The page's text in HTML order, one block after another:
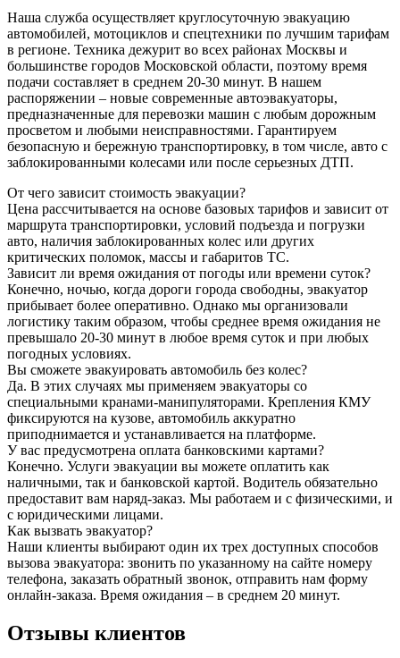
Наша служба осуществляет круглосуточную эвакуацию
автомобилей, мотоциклов и спецтехники по лучшим тарифам
в регионе. Техника дежурит во всех районах Москвы и
большинстве городов Московской области, поэтому время
подачи составляет в среднем 20-30 минут. В нашем
распоряжении – новые современные автоэвакуаторы,
предназначенные для перевозки машин с любым дорожным
просветом и любыми неисправностями. Гарантируем
безопасную и бережную транспортировку, в том числе, авто с
заблокированными колесами или после серьезных ДТП.
От чего зависит стоимость эвакуации?
Цена рассчитывается на основе базовых тарифов и зависит от
маршрута транспортировки, условий подъезда и погрузки
авто, наличия заблокированных колес или других
критических поломок, массы и габаритов ТС.
Зависит ли время ожидания от погоды или времени суток?
Конечно, ночью, когда дороги города свободны, эвакуатор
прибывает более оперативно. Однако мы организовали
логистику таким образом, чтобы среднее время ожидания не
превышало 20-30 минут в любое время суток и при любых
погодных условиях.
Вы сможете эвакуировать автомобиль без колес?
Да. В этих случаях мы применяем эвакуаторы со
специальными кранами-манипуляторами. Крепления КМУ
фиксируются на кузове, автомобиль аккуратно
приподнимается и устанавливается на платформе.
У вас предусмотрена оплата банковскими картами?
Конечно. Услуги эвакуации вы можете оплатить как
наличными, так и банковской картой. Водитель обязательно
предоставит вам наряд-заказ. Мы работаем и с физическими, и
с юридическими лицами.
Как вызвать эвакуатор?
Наши клиенты выбирают один их трех доступных способов
вызова эвакуатора: звонить по указанному на сайте номеру
телефона, заказать обратный звонок, отправить нам форму
онлайн-заказа. Время ожидания – в среднем 20 минут.
Отзывы клиентов